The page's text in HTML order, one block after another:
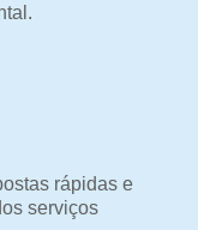
rápidas e
serviços